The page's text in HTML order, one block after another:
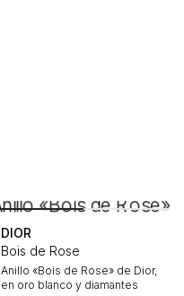
DIOR
Bois de Rose
Anillo «Bois de Rose» de Dior,
en oro blanco y diamantes